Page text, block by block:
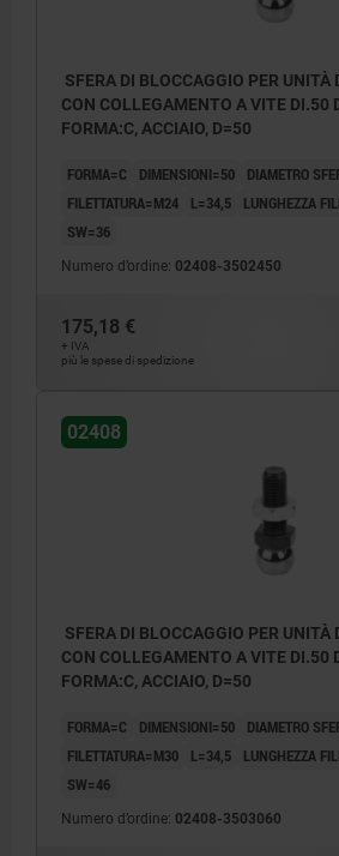
SFERA DI BLOCCAGGIO PER UNITÀ
CON COLLEGAMENTO A VITE DI.50
FORMA:C, ACCIAIO, D=50
FORMA=C DIMENSIONI=50
DIAMETRO
FILETTATURA=M24
L=34,5
LUNGHEZZA
SW=36
Numero d’ordine: 02408-3502450
175,18 €
+ IVA
più le spese di spedizione
02408
SFERA DI BLOCCAGGIO PER UNITÀ
CON COLLEGAMENTO A VITE DI.50
FORMA:C, ACCIAIO, D=50
FORMA=C DIMENSIONI=50
DIAMETRO
FILETTATURA=M30
L=34,5
LUNGHEZZA
SW=46
Numero d’ordine: 02408-3503060